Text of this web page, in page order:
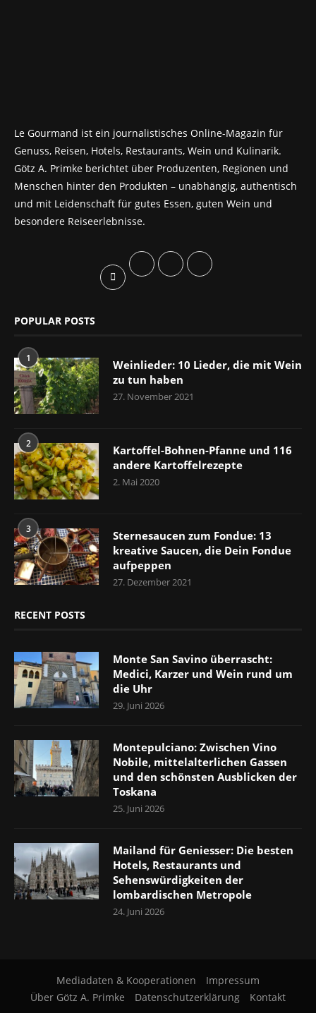
Le Gourmand ist ein journalistisches Online-Magazin für
Genuss, Reisen, Hotels, Restaurants, Wein und Kulinarik.
Götz A. Primke berichtet über Produzenten, Regionen und
Menschen hinter den Produkten – unabhängig, authentisch
und mit Leidenschaft für gutes Essen, guten Wein und
besondere Reiseerlebnisse.
POPULAR POSTS
1
Weinlieder: 10 Lieder, die mit Wein
zu tun haben
27. November 2021
2
Kartoffel-Bohnen-Pfanne und 116
andere Kartoffelrezepte
2. Mai 2020
3
Sternesaucen zum Fondue: 13
kreative Saucen, die Dein Fondue
aufpeppen
27. Dezember 2021
RECENT POSTS
Monte San Savino überrascht:
Medici, Karzer und Wein rund um
die Uhr
29. Juni 2026
Montepulciano: Zwischen Vino
Nobile, mittelalterlichen Gassen
und den schönsten Ausblicken der
Toskana
25. Juni 2026
Mailand für Geniesser: Die besten
Hotels, Restaurants und
Sehenswürdigkeiten der
lombardischen Metropole
24. Juni 2026
Mediadaten & Kooperationen
Impressum
Über Götz A. Primke
Datenschutzerklärung Kontakt